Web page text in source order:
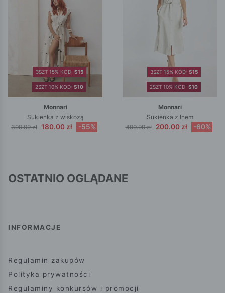
2SZT 10% KOD: S10
3SZT 15% KOD: S15
Monnari
Sukienka z wiskozą
399.99 zł 180.00 zł -55%
2SZT 10% KOD: S10
3SZT 15% KOD: S15
Monnari
Sukienka z lnem
499.99 zł
200.00 zł -60%
OSTATNIO OGLĄDANE
INFORMACJE
Regulamin zakupów
Polityka prywatności
Regulaminy konkursów i promocji